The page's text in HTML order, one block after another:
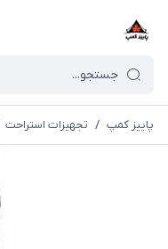
پاییز کمپ / تجهیزات استراحت